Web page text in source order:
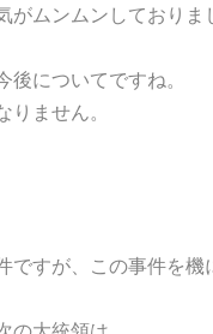
ムンムンしておりま
についてですね。
りません。
ですが、この事件を機